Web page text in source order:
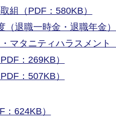
組（PDF：580KB）
職一時金・退職年金）
タニティハラスメント
：269KB）
：507KB）
624KB）